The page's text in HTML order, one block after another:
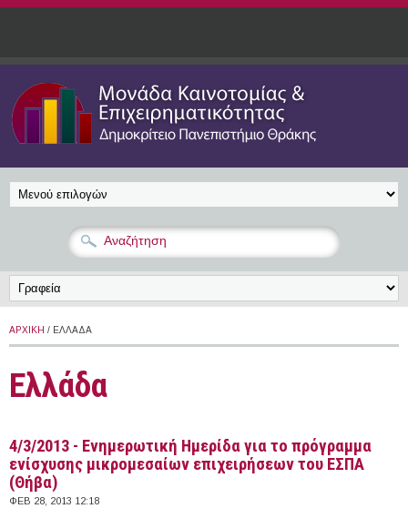
Παράκαμψη προς το κυρίως περιεχόμενο
ΑΡΧΙΚΉ / ΕΛΛΆΔΑ
Ελλάδα
4/3/2013 - Ενημερωτική Ημερίδα για το πρόγραμμα
ενίσχυσης μικρομεσαίων επιχειρήσεων του ΕΣΠΑ
(Θήβα)
ΦΕΒ 28, 2013 12:18